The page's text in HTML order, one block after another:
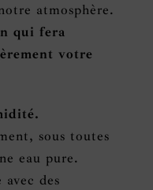
atmosphère.
qui fera
votre
sous toutes
eau pure.
des